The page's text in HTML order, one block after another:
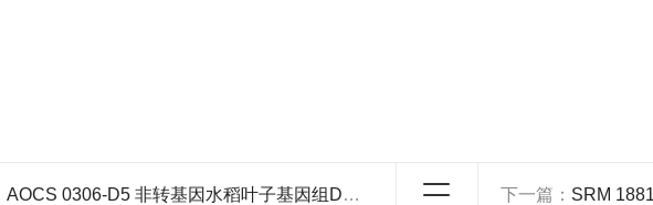
AOCS 0306-D5 非转基因水稻叶子基因组DNA标准品的选购 下一篇： SRM